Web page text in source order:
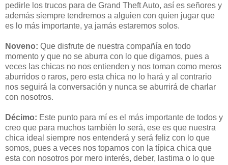
pedirle los trucos para de Grand Theft Auto, así es señores y
además siempre tendremos a alguien con quien jugar que
es lo más importante, ya jamás estaremos solos.
Noveno: Que disfrute de nuestra compañía en todo
momento y que no se aburra con lo que digamos, pues a
veces las chicas no nos entienden y nos toman como meros
aburridos o raros, pero esta chica no lo hará y al contrario
nos seguirá la conversación y nunca se aburrirá de charlar
con nosotros.
Décimo: Este punto para mí es el más importante de todos y
creo que para muchos también lo será, ese es que nuestra
chica ideal siempre nos entenderá y será feliz con lo que
somos, pues a veces nos topamos con la típica chica que
esta con nosotros por mero interés, deber, lastima o lo que